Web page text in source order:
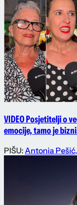
VIDEO Posjetitelji o
emocije, tamo je
PIŠU: Antonia Pešić,